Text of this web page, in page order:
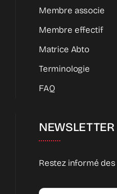
Membre associe
Membre effectif
Matrice Abto
Terminologie
FAQ
NEWSLETTER
Restez informé